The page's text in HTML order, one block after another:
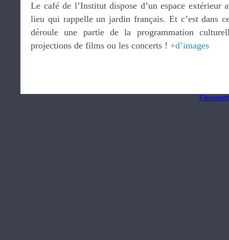
Le café de l’Institut dispose d’un espace extérieur
lieu qui rappelle un jardin français. Et c’est dans
déroule une partie de la programmation
projections de films ou les concerts ! +d’images